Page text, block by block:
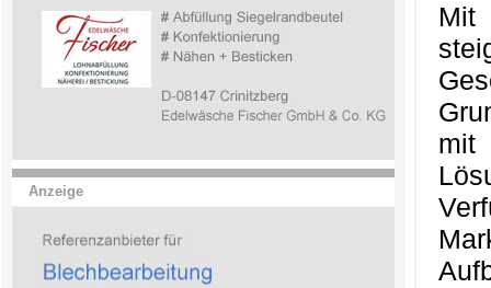
Anzeige
Mit
mit